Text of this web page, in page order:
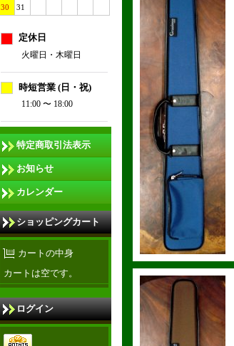
30
31
定休日
火曜日・木曜日
時短営業 (日・祝)
11:00 〜 18:00
特定商取引法表示
お知らせ
カレンダー
ショッピングカート
カートの中身
カートは空です。
ログイン